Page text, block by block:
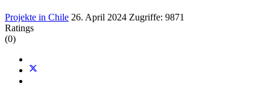
Projekte in Chile 26. April 2024 Zugriffe: 9871
Ratings
(0)